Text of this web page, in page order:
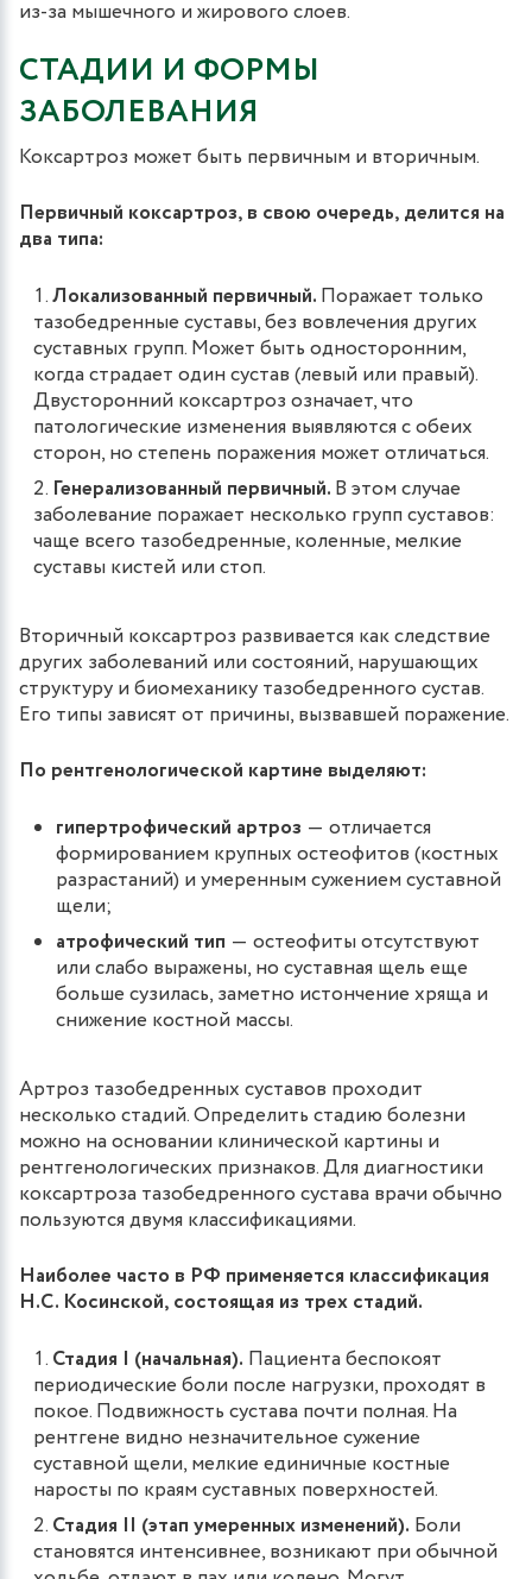
из-за мышечного и жирового слоев.
СТАДИИ И ФОРМЫ
ЗАБОЛЕВАНИЯ
Коксартроз может быть первичным и вторичным.
Первичный коксартроз, в свою очередь, делится на
два типа:
Локализованный первичный. Поражает только
тазобедренные суставы, без вовлечения других
суставных групп. Может быть односторонним,
когда страдает один сустав (левый или правый).
Двусторонний коксартроз означает, что
патологические изменения выявляются с обеих
сторон, но степень поражения может отличаться.
Генерализованный первичный. В этом случае
заболевание поражает несколько групп суставов:
чаще всего тазобедренные, коленные, мелкие
суставы кистей или стоп.
Вторичный коксартроз развивается как следствие
других заболеваний или состояний, нарушающих
структуру и биомеханику тазобедренного сустав.
Его типы зависят от причины, вызвавшей поражение.
По рентгенологической картине выделяют:
гипертрофический артроз ― отличается
формированием крупных остеофитов (костных
разрастаний) и умеренным сужением суставной
щели;
атрофический тип ― остеофиты отсутствуют
или слабо выражены, но суставная щель еще
больше сузилась, заметно истончение хряща и
снижение костной массы.
Артроз тазобедренных суставов проходит
несколько стадий. Определить стадию болезни
можно на основании клинической картины и
рентгенологических признаков. Для диагностики
коксартроза тазобедренного сустава врачи обычно
пользуются двумя классификациями.
Наиболее часто в РФ применяется классификация
Н.С. Косинской, состоящая из трех стадий.
Стадия I (начальная). Пациента беспокоят
периодические боли после нагрузки, проходят в
покое. Подвижность сустава почти полная. На
рентгене видно незначительное сужение
суставной щели, мелкие единичные костные
наросты по краям суставных поверхностей.
Стадия II (этап умеренных изменений). Боли
становятся интенсивнее, возникают при обычной